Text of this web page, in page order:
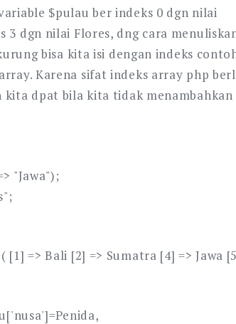
$pulau ber indeks 0 dgn nilai
dgn nilai Flores, dng cara
bisa kita isi dengan indeks
Karena sifat indeks array php
kita dpat bila kita tidak menambahkan
"Jawa");
=> Bali [2] => Sumatra [4] => Jawa